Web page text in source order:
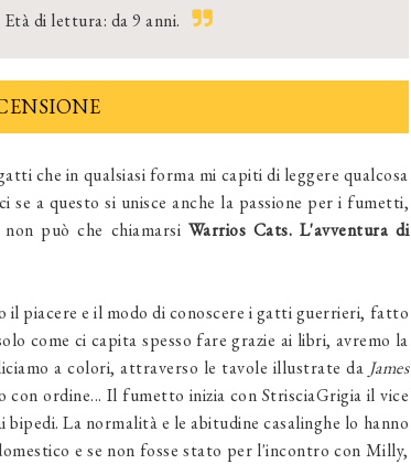
di lettura: da 9 anni.
che in qualsiasi forma mi capiti di leggere qualcosa
se a questo si unisce anche la passione per i fumetti,
può che chiamarsi Warrios Cats. L'avventura di
il piacere e il modo di conoscere i gatti guerrieri, fatto
come ci capita spesso fare grazie ai libri, avremo la
a colori, attraverso le tavole illustrate da James
con ordine... Il fumetto inizia con StrisciaGrigia il vice
La normalità e le abitudine casalinghe lo hanno
e se non fosse stato per l'incontro con Milly,